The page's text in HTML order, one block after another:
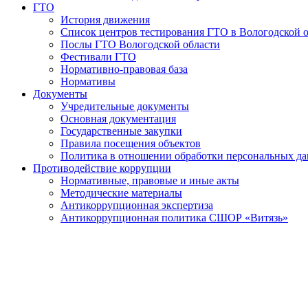
ГТО
История движения
Список центров тестирования ГТО в Вологодской
Послы ГТО Вологодской области
Фестивали ГТО
Нормативно-правовая база
Нормативы
Документы
Учредительные документы
Основная документация
Государственные закупки
Правила посещения объектов
Политика в отношении обработки персональных
Противодействие коррупции
Нормативные, правовые и иные акты
Методические материалы
Антикоррупционная экспертиза
Антикоррупционная политика СШОР «Витязь»